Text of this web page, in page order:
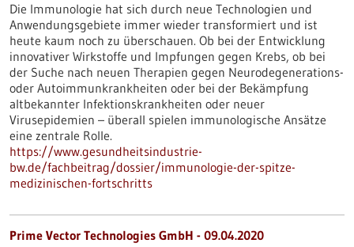
Die Immunologie hat sich durch neue Technologien und
Anwendungsgebiete immer wieder transformiert und ist
heute kaum noch zu überschauen. Ob bei der Entwicklung
innovativer Wirkstoffe und Impfungen gegen Krebs, ob bei
der Suche nach neuen Therapien gegen Neurodegenerations-
oder Autoimmunkrankheiten oder bei der Bekämpfung
altbekannter Infektionskrankheiten oder neuer
Virusepidemien – überall spielen immunologische Ansätze
eine zentrale Rolle.
https://www.gesundheitsindustrie-
bw.de/fachbeitrag/dossier/immunologie-der-spitze-
medizinischen-fortschritts
Prime Vector Technologies GmbH - 09.04.2020